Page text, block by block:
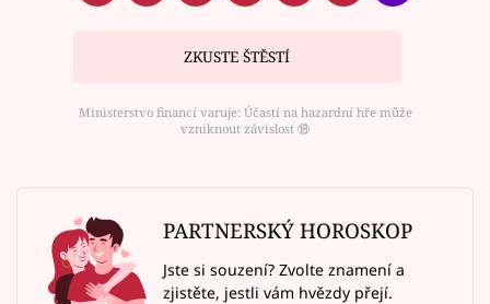
ZKUSTE ŠTĚSTÍ
Ministerstvo financí varuje: Účastí na hazardní hře může
vzniknout závislost ⑱
PARTNERSKÝ HOROSKOP
Jste si souzení? Zvolte znamení a
zjistěte, jestli vám hvězdy přejí.